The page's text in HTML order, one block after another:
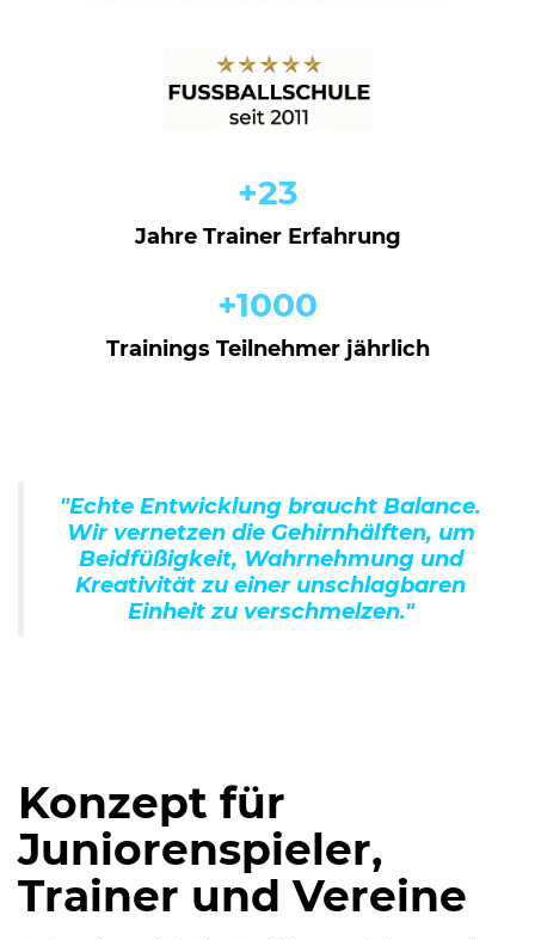
+23
Jahre Trainer Erfahrung
+1000
Trainings Teilnehmer jährlich
"Echte Entwicklung braucht Balance.
Wir vernetzen die Gehirnhälften, um
Beidfüßigkeit, Wahrnehmung und
Kreativität zu einer unschlagbaren
Einheit zu verschmelzen."
Konzept für
Juniorenspieler,
Trainer und Vereine